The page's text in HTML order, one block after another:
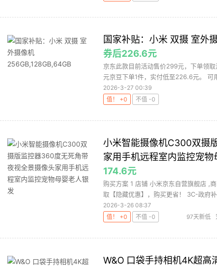
国家补贴：小米 双摄 室外
券后226.6元
京东此款目前活动售价299元，下单领
元京豆下单1件，实付低至226.6元。 可
2026-3-27 00:39
值！ +0
不值 -0
小米智能摄像机C300双摄
家用手机远程室内监控宠物
174.6元
购买方案 1 店铺 小米京东自营旗舰店 ,
取【隐藏优惠】，购买更省！ 3C-政府
2026-3-26 08:37
值！ +0
不值 -0 97天新低
W&O 口袋手持相机4K超